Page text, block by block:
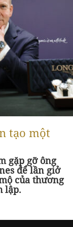
tạo một
gặp gỡ ông
để lần giở
của thương
lập.